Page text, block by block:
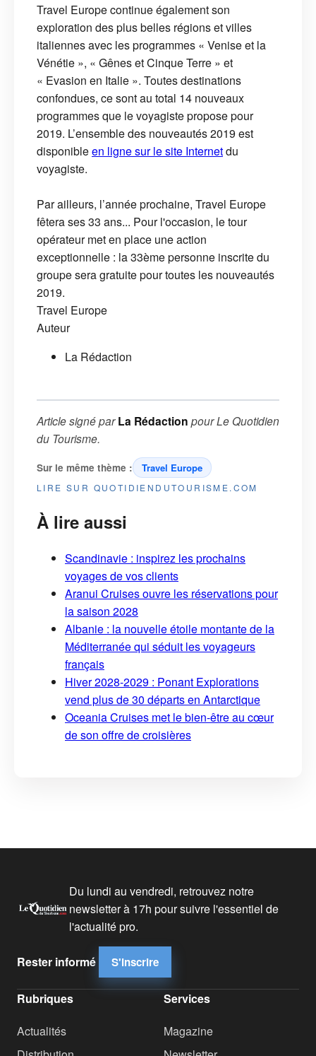
Travel Europe continue également son
exploration des plus belles régions et villes
italiennes avec les programmes « Venise et la
Vénétie », « Gênes et Cinque Terre » et
« Evasion en Italie ». Toutes destinations
confondues, ce sont au total 14 nouveaux
programmes que le voyagiste propose pour
2019. L’ensemble des nouveautés 2019 est
disponibleen ligne sur le site Internetdu
voyagiste.
Par ailleurs, l’année prochaine, Travel Europe
fêtera ses 33 ans... Pour l'occasion, le tour
opérateur met en place une action
exceptionnelle : la 33ème personne inscrite du
groupe sera gratuite pour toutes les nouveautés
2019.
Travel Europe
Auteur
La Rédaction
Article signé parLa Rédaction pourLe Quotidien
du Tourisme.
Sur le même thème : Travel Europe
LIRE SUR QUOTIDIENDUTOURISME.COM
À lire aussi
Scandinavie : inspirez les prochains
voyages de vos clients
Aranui Cruises ouvre les réservations pour
la saison 2028
Albanie : la nouvelle étoile montante de la
Méditerranée qui séduit les voyageurs
français
Hiver 2028-2029 : Ponant Explorations
vend plus de 30 départs en Antarctique
Oceania Cruises met le bien-être au cœur
de son offre de croisières
Du lundi au vendredi, retrouvez notre
newsletter à 17h pour suivre l'essentiel de
l'actualité pro.
Rester informé S'inscrire
Rubriques
Actualités
Services
Magazine